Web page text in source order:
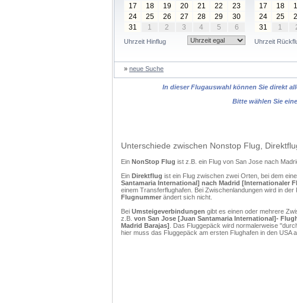
17
18 19 20 21 22
23
24
25 26 27 28 29
30
31
1 2 3 4 5 6
Uhrzeit Hinflug
17
18
24
25
31
1
Uhrzeit
» neue Suche
In dieser Flugauswahl können Sie direkt
Bitte wählen Sie
Unterschiede zwischen Nonstop Flug,
Ein NonStop Flug ist z.B. ein Flug von San Jose nach
Ein Direktflug ist ein Flug zwischen zwei Orten, bei dem
Santamaria International] nach Madrid [Internationaler
einem Transferflughafen. Bei Zwischenlandungen wird in
Flugnummer ändert sich nicht.
Bei Umsteigeverbindungen gibt es einen oder mehrere
z.B. von San Jose [Juan Santamaria International]-
Madrid Barajas] . Das Fluggepäck wird normalerweise
hier muss das Fluggepäck am ersten Flughafen in den USA